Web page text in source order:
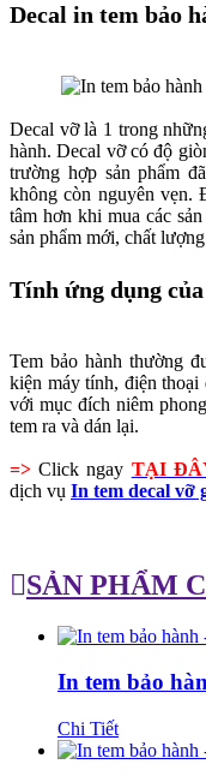
Decal in tem bảo
Decal vỡ là 1 trong
hành. Decal vỡ có độ
trường hợp sản phẩm
không còn nguyên vẹn.
tâm hơn khi mua các
sản phẩm mới, chất
Tính ứng dụng
Tem bảo hành thường
kiện máy tính, điện
với mục đích niêm
tem ra và dán lại.
=> Click ngay TẠI
dịch vụ In tem decal vỡ
SẢN PHẨM
In tem bảo
Chi Tiết